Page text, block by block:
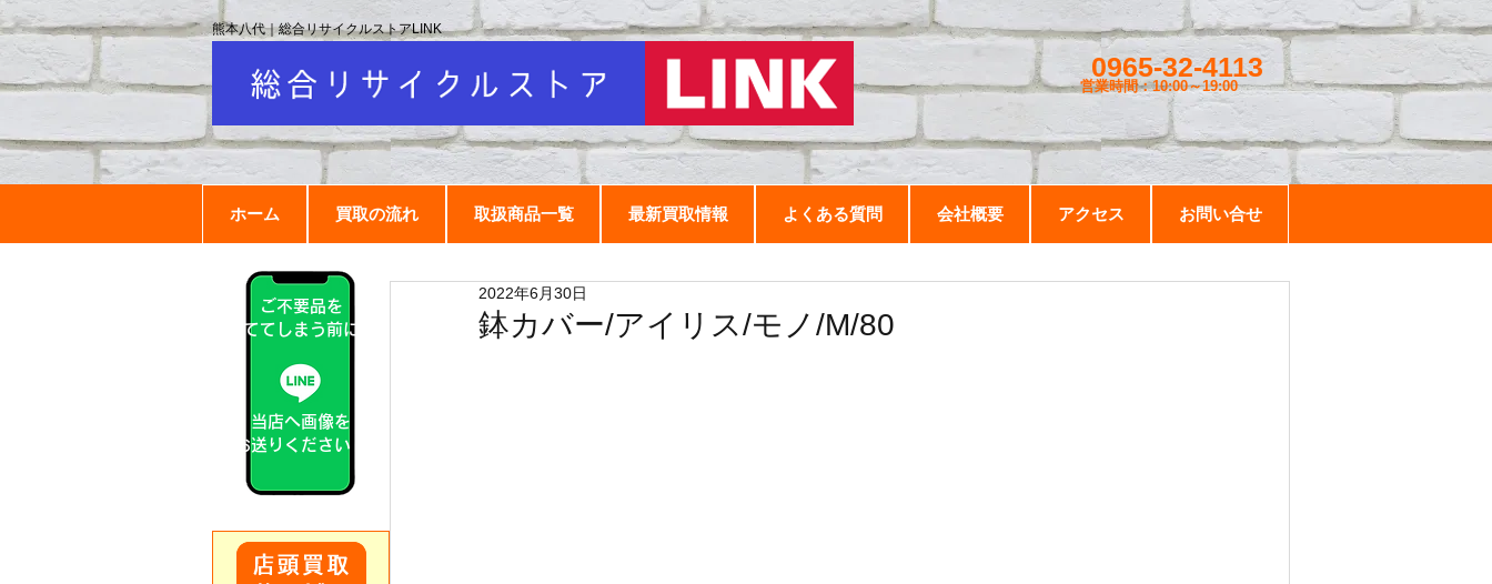
0965-32-4113
営業時間：10:00～19:00
ホーム 買取の流れ 取扱商品一覧 最新買取情報 よくある質問 会社概要 アクセス お問い合せ
熊本八代｜総合リサイクルストアLINK
鉢カバー/アイリス/モノ/M/80
2022年6月30日
ご不要品を
捨ててしまう前に！
当店へ画像を
お送りください！